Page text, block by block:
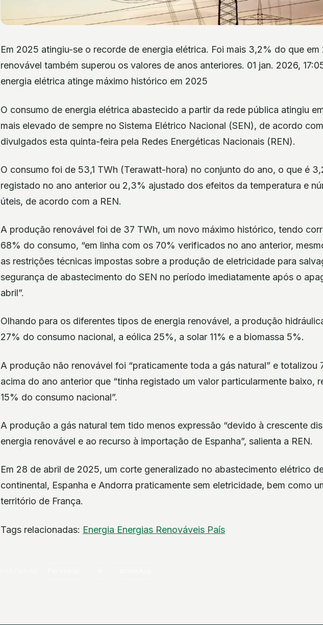
Em 2025 atingiu-se o recorde de energia elétrica. Foi mais 3,2% do que em
renovável também superou os valores de anos anteriores. 01 jan. 2026,
energia elétrica atinge máximo histórico em 2025
O consumo de energia elétrica abastecido a partir da rede pública atingiu
mais elevado de sempre no Sistema Elétrico Nacional (SEN), de acordo
divulgados esta quinta-feira pela Redes Energéticas Nacionais (REN).
O consumo foi de 53,1 TWh (Terawatt-hora) no conjunto do ano, o que é
registado no ano anterior ou 2,3% ajustado dos efeitos da temperatura e
úteis, de acordo com a REN.
A produção renovável foi de 37 TWh, um novo máximo histórico, tendo
68% do consumo, “em linha com os 70% verificados no ano anterior,
as restrições técnicas impostas sobre a produção de eletricidade para
segurança de abastecimento do SEN no período imediatamente após o
abril”.
Olhando para os diferentes tipos de energia renovável, a produção
27% do consumo nacional, a eólica 25%, a solar 11% e a biomassa 5%.
A produção não renovável foi “praticamente toda a gás natural” e totalizou
acima do ano anterior que “tinha registado um valor particularmente baixo,
15% do consumo nacional”.
A produção a gás natural tem tido menos expressão “devido à crescente
energia renovável e ao recurso à importação de Espanha”, salienta a REN.
Em 28 de abril de 2025, um corte generalizado no abastecimento elétrico
continental, Espanha e Andorra praticamente sem eletricidade, bem como
território de França.
Tags relacionadas: Energia Energias Renováveis País